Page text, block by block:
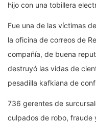
hijo con una tobillera
Fue una de las víctimas
la oficina de correos de
compañía, de buena
destruyó las vidas de
pesadilla kafkiana de
736 gerentes de
culpados de robo, fraude